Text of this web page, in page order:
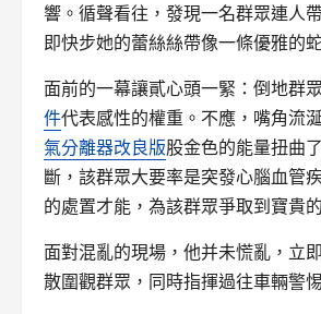
響。循聲看往，發現一名群眾連人
即快步她的蕾絲絲帶像一條優雅的
面前的一幕讓貳心頭一緊：倒地群
件代表感性的權重。不應，嘴角流
氣分離器改良版股金色的能量扭曲
斷，該群眾大要率是突發心腦血管
的處置才能，為該群眾爭取到寶貴
面對混亂的現場，他并未慌亂，立
散圍觀群眾，同時指揮過往車輛警